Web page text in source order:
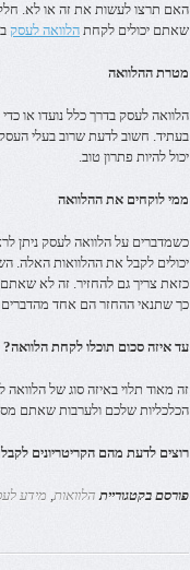
האם תרצו לעשות את זה או לא.
שאתם יכולים לקחת הלוואה לעסק
מטרת ההלוואה
הלוואה לעסק בדרך כלל נועדו או
בעתיד. חשוב לדעת שרוב בעלי
יכול להיות פתרון טוב.
ממי לוקחים את ההלוואה
כשמדברים על הלוואה לעסק ניתן
יכולים לקבל את ההלוואות האלה.
כזאת צריך גם להחזיר. זה לא
כך שתנאי ההחזר הם אחד מהדברים
עד איזה סכום תוכלו לקחת הלוואה?
זה מאוד תלוי באיזה סוג של
הכלכליות שלכם ולערבות שאתם
רוצים לדעת מהם הקריטריונים
פורסם בקטגוריית הלוואות, מידע